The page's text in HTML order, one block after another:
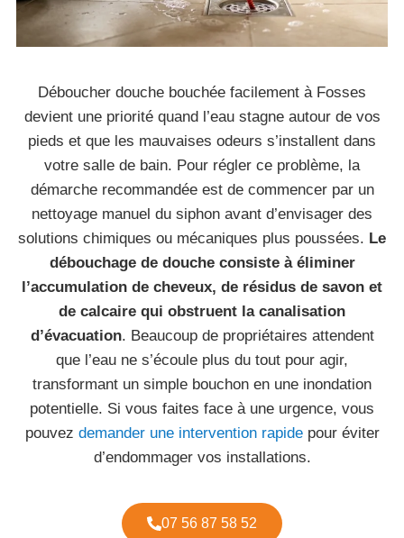
Déboucher douche bouchée facilement à Fosses
devient une priorité quand l’eau stagne autour de vos
pieds et que les mauvaises odeurs s’installent dans
votre salle de bain. Pour régler ce problème, la
démarche recommandée est de commencer par un
nettoyage manuel du siphon avant d’envisager des
solutions chimiques ou mécaniques plus poussées. Le
débouchage de douche consiste à éliminer
l’accumulation de cheveux, de résidus de savon et
de calcaire qui obstruent la canalisation
d’évacuation. Beaucoup de propriétaires attendent
que l’eau ne s’écoule plus du tout pour agir,
transformant un simple bouchon en une inondation
potentielle. Si vous faites face à une urgence, vous
pouvez demander une intervention rapidepour éviter
d’endommager vos installations.
07 56 87 58 52